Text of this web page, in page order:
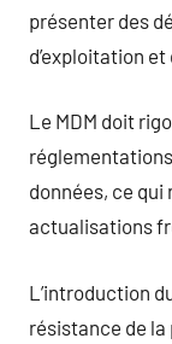
présenter des
d’exploitation
Le MDM doit
données, ce
actualisations
L’introduction
résistance de